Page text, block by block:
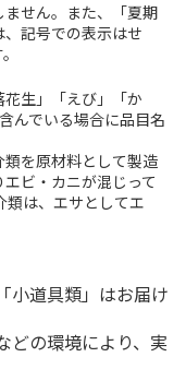
せん。また、「夏期
記号での表示はせ
生」「えび」「か
んでいる場合に品目名
を原材料として製造
ビ・カニが混じって
類は、エサとしてエ
小道具類」はお届け
どの環境により、実